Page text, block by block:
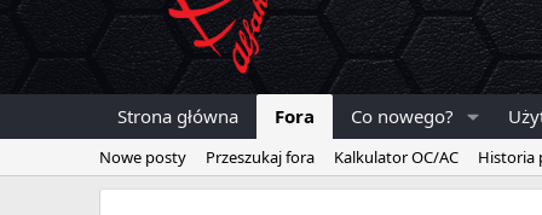
Strona główna Fora Co nowego?
Nowe posty Przeszukaj fora Kalkulator OC/AC Historia